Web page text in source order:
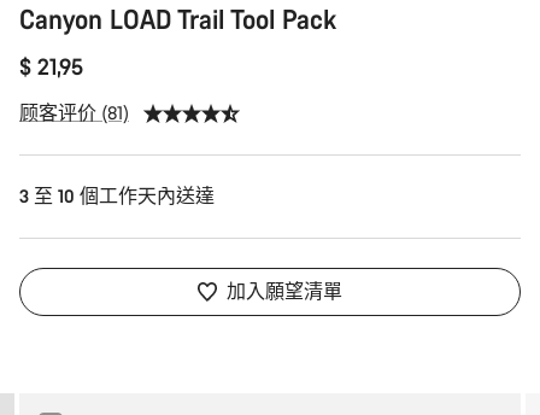
Canyon LOAD Trail Tool Pack
$ 21,95
顾客评价 (81)
3 至 10 個工作天內送達
加入願望清單